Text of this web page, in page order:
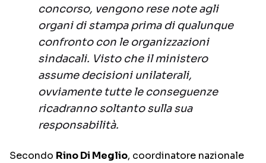
concorso, vengono rese note agli
organi di stampa prima di qualunque
confronto con le organizzazioni
sindacali. Visto che il ministero
assume decisioni unilaterali,
ovviamente tutte le conseguenze
ricadranno soltanto sulla sua
responsabilità.
Secondo Rino Di Meglio, coordinatore nazionale